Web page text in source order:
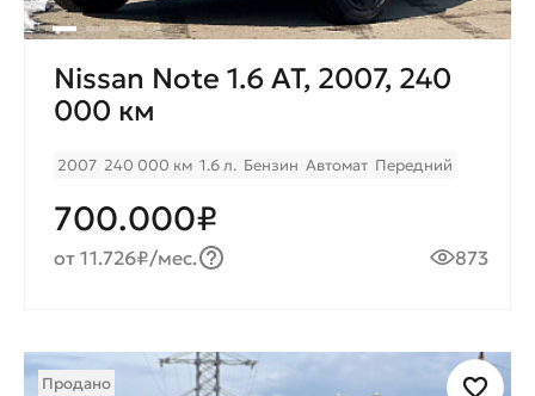
Nissan Note 1.6 AT, 2007, 240
000 км
2007 240 000 км 1.6 л. Бензин Автомат Передний
700.000₽
от 11.726₽/мес. 873
Продано